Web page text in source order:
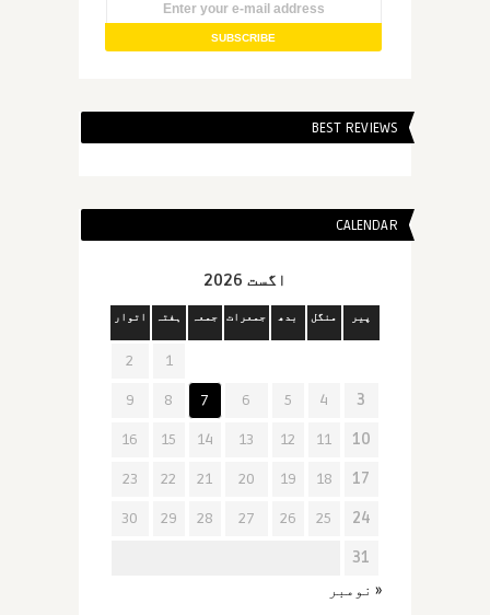
BEST REVIEWS
CALENDAR
اگست 2026
پیر منگل بدھ جمعرات جمعہ ہفتہ اتوار
1
2
3
4
5
6
7
8
9
10
11
12
13
14
15
16
17
18
19
20
21
22
23
24
25
26
27
28
29
30
31
« نومبر